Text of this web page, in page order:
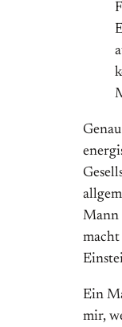
Mann
Ein
mir,